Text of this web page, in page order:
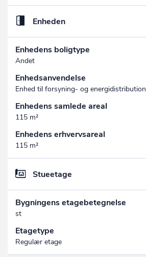
Enheden
Enhedens boligtype
Andet
Enhedsanvendelse
Enhed til forsyning- og energidistribution
Enhedens samlede areal
115 m²
Enhedens erhvervsareal
115 m²
Stueetage
Bygningens etagebetegnelse
st
Etagetype
Regulær etage